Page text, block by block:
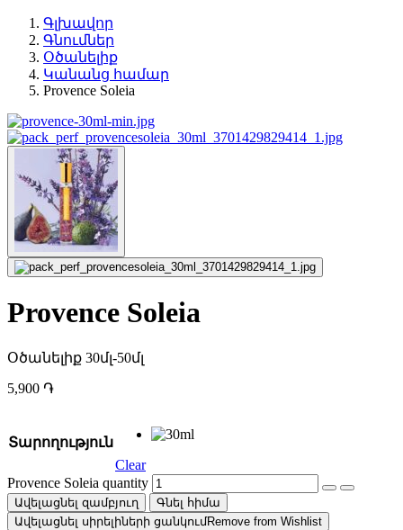
Գլխավոր
Գնումներ
Օծանելիք
Կանանց համար
Provence Soleia
Provence Soleia
Օծանելիք 30մլ-50մլ
5,900 ֏
Տարողություն
Clear
Provence Soleia quantity
Ավելացնել զամբյուղ
Գնել հիմա
Ավելացնել սիրելիների ցանկումRemove from Wishlist